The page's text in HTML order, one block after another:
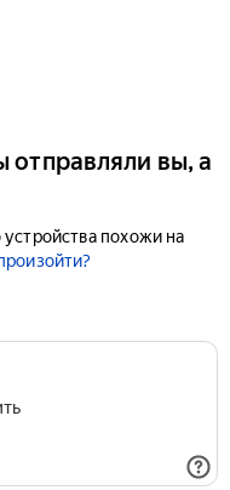
отправляли вы, а
похожи на